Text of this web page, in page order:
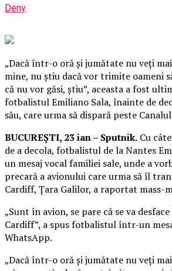
Deny
„Dacă într-o oră și jumătate nu veți
mine, nu știu dacă vor trimite oameni
că nu vor găsi, știu”, aceasta a fost
fotbalistul Emiliano Sala, înainte de
său, care urma să dispară peste
BUCUREȘTI, 23 ian – Sputnik. Cu
de a decola, fotbalistul de la Nantes
un mesaj vocal familiei sale, unde a
precară a avionului care urma să îl
Cardiff, Țara Galilor, a raportat mass-
„Sunt în avion, se pare că se va
Cardiff”, a spus fotbalistul într-un
WhatsApp.
„Dacă într-o oră și jumătate nu veți